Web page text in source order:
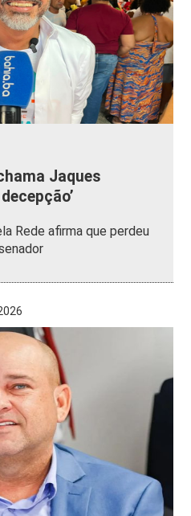
Jaques
Rede afirma que perdeu